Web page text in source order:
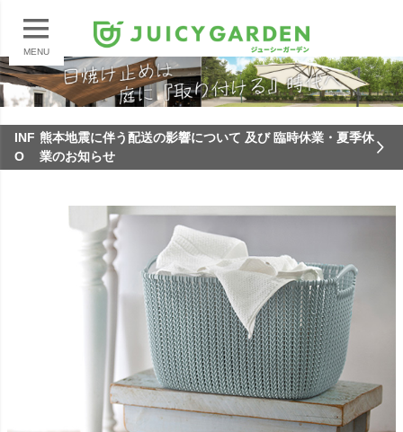
MENU
INF
O
熊本地震に伴う配送の影響について 及び 臨時休業・夏季休
業のお知らせ